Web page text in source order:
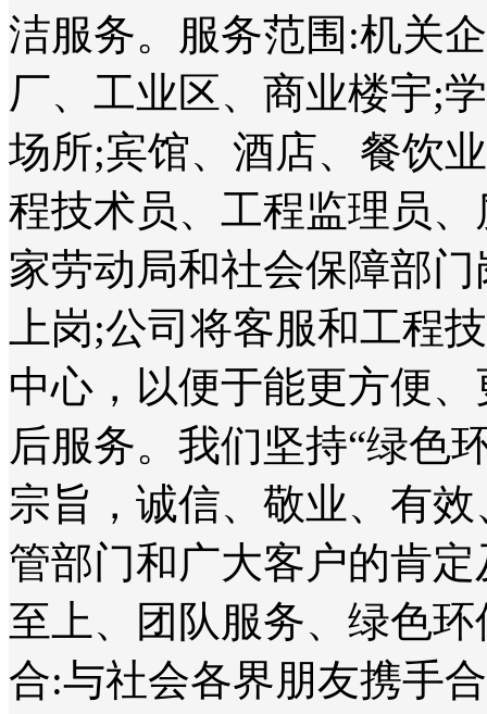
洁服务。服务范围:机关
厂、工业区、商业楼宇;
场所;宾馆、酒店、餐饮
程技术员、工程监理员
家劳动局和社会保障部
上岗;公司将客服和工程
中心，以便于能更方便
后服务。我们坚持“绿色
宗旨，诚信、敬业、有
管部门和广大客户的肯
至上、团队服务、绿色
合:与社会各界朋友携手